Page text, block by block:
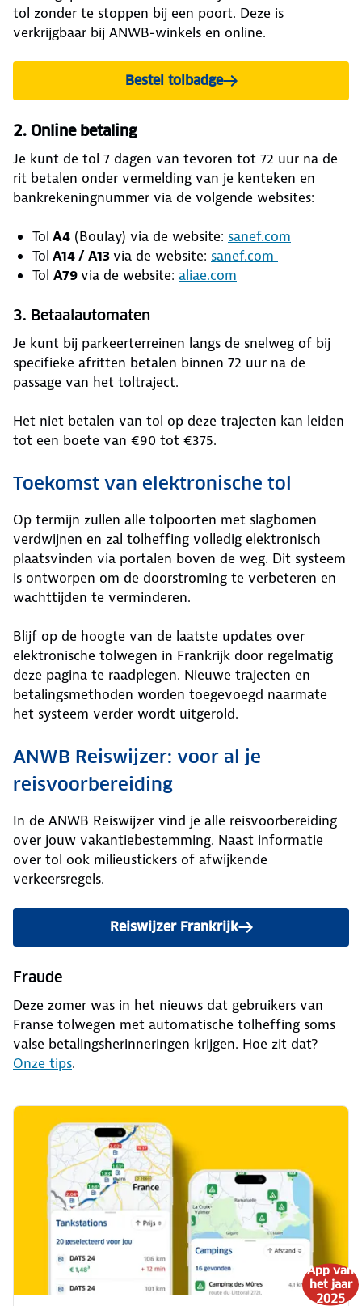
tol zonder te stoppen bij een poort. Deze is
verkrijgbaar bij ANWB-winkels en online.
Bestel tolbadge
2. Online betaling
Je kunt de tol 7 dagen van tevoren tot 72 uur na de
rit betalen onder vermelding van je kenteken en
bankrekeningnummer via de volgende websites:
Tol A4 (Boulay) via de website: sanef.com
Tol A14 / A13via de website: sanef.com
Tol A79via de website: aliae.com
3. Betaalautomaten
Je kunt bij parkeerterreinen langs de snelweg of bij
specifieke afritten betalen binnen 72 uur na de
passage van het toltraject.
Het niet betalen van tol op deze trajecten kan leiden
tot een boete van €90 tot €375.
Toekomst van elektronische tol
Op termijn zullen alle tolpoorten met slagbomen
verdwijnen en zal tolheffing volledig elektronisch
plaatsvinden via portalen boven de weg. Dit systeem
is ontworpen om de doorstroming te verbeteren en
wachttijden te verminderen.
Blijf op de hoogte van de laatste updates over
elektronische tolwegen in Frankrijk door regelmatig
deze pagina te raadplegen. Nieuwe trajecten en
betalingsmethoden worden toegevoegd naarmate
het systeem verder wordt uitgerold.
ANWB Reiswijzer: voor al je
reisvoorbereiding
In de ANWB Reiswijzer vind je alle reisvoorbereiding
over jouw vakantiebestemming. Naast informatie
over tol ook milieustickers of afwijkende
verkeersregels.
Reiswijzer Frankrijk
Fraude
Deze zomer was in het nieuws dat gebruikers van
Franse tolwegen met automatische tolheffing soms
valse betalingsherinneringen krijgen. Hoe zit dat?
Onze tips.
App van
het jaar
2025